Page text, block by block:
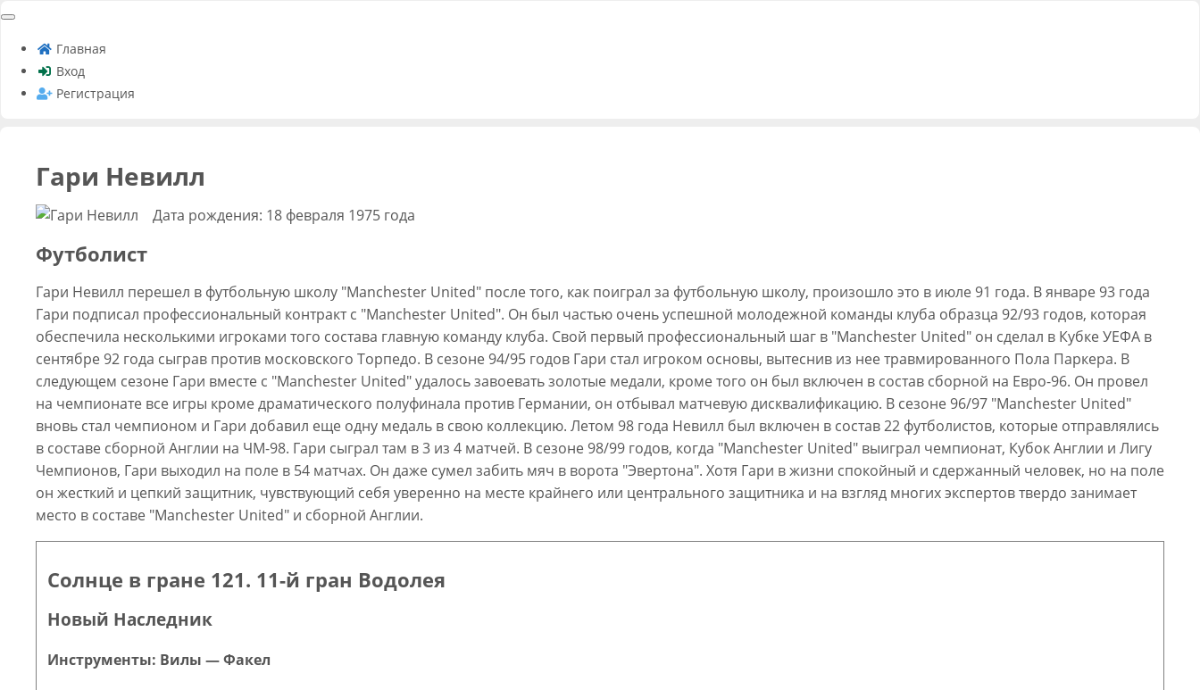
Главная
Вход
Регистрация
Гари Невилл
Дата рождения: 18 февраля 1975 года
Футболист
Гари Невилл перешел в футбольную школу "Manchester United" после того, как поиграл за футбольную школу, произошло это в июле 91 года. В январе 93 года
Гари подписал профессиональный контракт с "Manchester United". Он был частью очень успешной молодежной команды клуба образца 92/93 годов, которая
обеспечила несколькими игроками того состава главную команду клуба. Свой первый профессиональный шаг в "Manchester United" он сделал в Кубке УЕФА в
сентябре 92 года сыграв против московского Торпедо. В сезоне 94/95 годов Гари стал игроком основы, вытеснив из нее травмированного Пола Паркера. В
следующем сезоне Гари вместе с "Manchester United" удалось завоевать золотые медали, кроме того он был включен в состав сборной на Евро-96. Он провел
на чемпионате все игры кроме драматического полуфинала против Германии, он отбывал матчевую дисквалификацию. В сезоне 96/97 "Manchester United"
вновь стал чемпионом и Гари добавил еще одну медаль в свою коллекцию. Летом 98 года Невилл был включен в состав 22 футболистов, которые отправлялись
в составе сборной Англии на ЧМ-98. Гари сыграл там в 3 из 4 матчей. В сезоне 98/99 годов, когда "Manchester United" выиграл чемпионат, Кубок Англии и Лигу
Чемпионов, Гари выходил на поле в 54 матчах. Он даже сумел забить мяч в ворота "Эвертона". Хотя Гари в жизни спокойный и сдержанный человек, но на поле
он жесткий и цепкий защитник, чувствующий себя уверенно на месте крайнего или центрального защитника и на взгляд многих экспертов твердо занимает
место в составе "Manchester United" и сборной Англии.
Солнце в гране 121. 11-й гран Водолея
Новый Наследник
Инструменты: Вилы — Факел